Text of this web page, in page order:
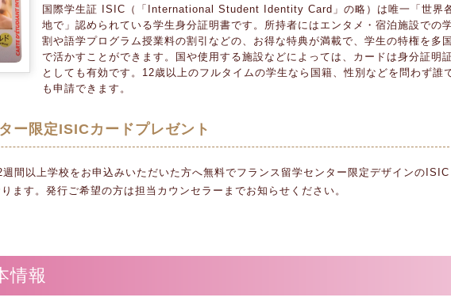
国際学生証 ISIC（「International Student Identity Card」の略）は唯一「世界
地で」認められている学生身分証明書です。所持者にはエンタメ・宿泊施設での
割や語学プログラム授業料の割引などの、お得な特典が満載で、学生の特権を多国
で活かすことができます。国や使用する施設などによっては、カードは身分証明
としても有効です。12歳以上のフルタイムの学生なら国籍、性別などを問わず誰
も申請できます。
ー限定ISICカードプレゼント
間以上学校をお申込みいただいた方へ無料でフランス留学センター限定デザインのISIC
ます。発行ご希望の方は担当カウンセラーまでお知らせください。
情報